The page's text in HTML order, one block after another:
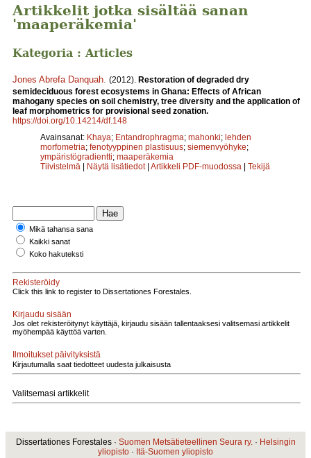
Artikkelit jotka sisältää sanan
'maaperäkemia'
Kategoria : Articles
Jones Abrefa Danquah (2012). Restoration of degraded dry
semideciduous forest ecosystems in Ghana: Effects of African
mahogany species on soil chemistry, tree diversity and the application of
leaf morphometrics for provisional seed zonation.
https://doi.org/10.14214/df.148
Avainsanat: Khaya; Entandrophragma; mahonki; lehden
morfometria; fenotyyppinen plastisuus; siemenvyöhyke;
ympäristögradientti; maaperäkemia
Tiivistelmä | Näytä lisätiedot | Artikkeli PDF-muodossa | Tekijä
Mikä tahansa sana
Kaikki sanat
Koko hakuteksti
Rekisteröidy
Click this link to register to Dissertationes Forestales.
Kirjaudu sisään
Jos olet rekisteröitynyt käyttäjä, kirjaudu sisään tallentaaksesi valitsemasi artikkelit
myöhempää käyttöä varten.
Ilmoitukset päivityksistä
Kirjautumalla saat tiedotteet uudesta julkaisusta
Valitsemasi artikkelit
Dissertationes Forestales · Suomen Metsätieteellinen Seura ry. · Helsingin
yliopisto · Itä-Suomen yliopisto